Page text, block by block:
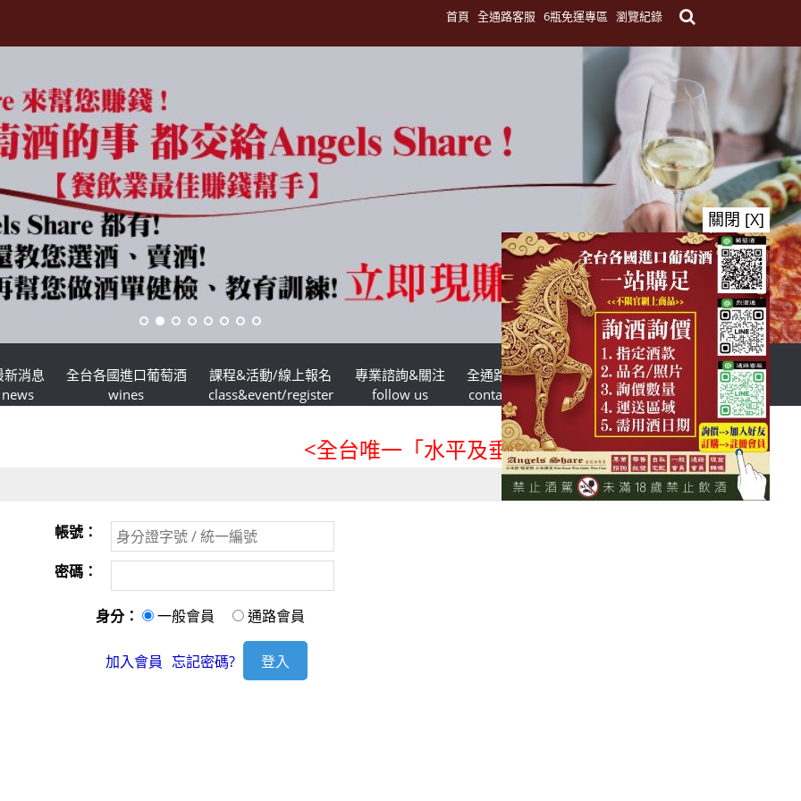
首頁 全通路客服 6瓶免運專區 瀏覽紀錄
新消息
news
全台各國進口葡萄酒
wines
課程&活動/線上報名
class&event/register
專業諮詢&關注
follow us
全通路客服
contact us
台灣酒商聯盟
TWSMA
首頁 會員登入
<全台唯一「水平及垂直整合、一次購足」各國進口
帳號：
密碼：
身分： 一般會員 通路會員
加入會員 忘記密碼?
關閉 [X]